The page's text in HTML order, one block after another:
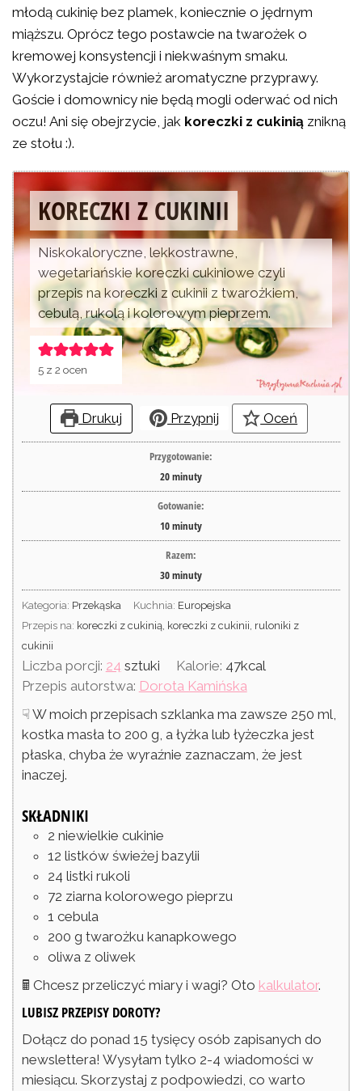
młodą cukinię bez plamek, koniecznie o jędrnym
miąższu. Oprócz tego postawcie na twarożek o
kremowej konsystencji i niekwaśnym smaku.
Wykorzystajcie również aromatyczne przyprawy.
Goście i domownicy nie będą mogli oderwać od nich
oczu! Ani się obejrzycie, jak koreczki z cukinią znikną
ze stołu :).
KORECZKI Z CUKINII
Niskokaloryczne, lekkostrawne,
wegetariańskie koreczki cukiniowe czyli
przepis na koreczki z cukinii z twarożkiem,
cebulą, rukolą i kolorowym pieprzem.
5 z2 ocen
Drukuj Przypnij Oceń
Przygotowanie:
20minuty
Gotowanie:
10minuty
Razem:
30minuty
Kategoria: Przekąska Kuchnia: Europejska
Przepis na: koreczki z cukinią, koreczki z cukinii, ruloniki z
cukinii
Liczba porcji: 24 sztuki Kalorie: 47kcal
Przepis autorstwa: Dorota Kamińska
☟ W moich przepisach szklanka ma zawsze 250 ml,
kostka masła to 200 g, a łyżka lub łyżeczka jest
płaska, chyba że wyraźnie zaznaczam, że jest
inaczej.
SKŁADNIKI
2 niewielkie cukinie
12 listków świeżej bazylii
24 listki rukoli
72 ziarna kolorowego pieprzu
1 cebula
200 g twarożku kanapkowego
oliwa z oliwek
🖩 Chcesz przeliczyć miary i wagi? Oto kalkulator.
LUBISZ PRZEPISY DOROTY?
Dołącz do ponad 15 tysięcy osób zapisanych do
newslettera! Wysyłam tylko 2-4 wiadomości w
miesiącu. Skorzystaj z podpowiedzi, co warto